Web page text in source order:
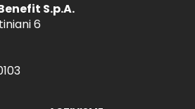
S.p.A.
6